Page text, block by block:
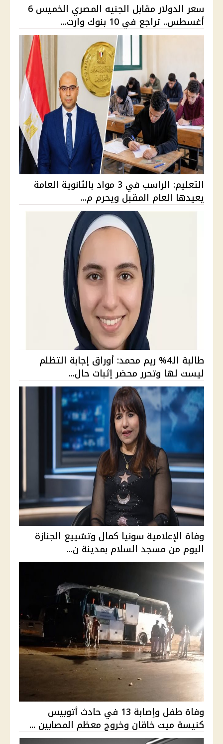
سعر الدولار مقابل الجنيه المصري الخميس 6
أغسطس.. تراجع في 10 بنوك وارت...
التعليم: الراسب في 3 مواد بالثانوية العامة
يعيدها العام المقبل ويحرم م...
طالبة الـ4% ريم محمد: أوراق إجابة التظلم
ليست لها وتحرر محضر إثبات حال...
وفاة الإعلامية سونيا كمال وتشييع الجنازة
اليوم من مسجد السلام بمدينة ن...
وفاة طفل وإصابة 13 في حادث أتوبيس
كنيسة ميت خاقان وخروج معظم المصابين ...